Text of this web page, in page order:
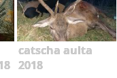
catscha aulta
2018